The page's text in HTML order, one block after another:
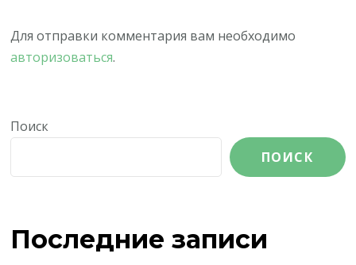
Для отправки комментария вам необходимо
авторизоваться.
Поиск
ПОИСК
Последние записи